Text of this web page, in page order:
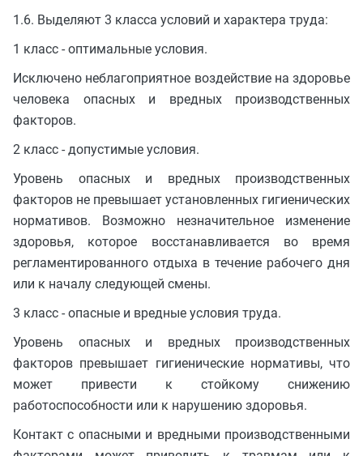
1.6. Выделяют 3 класса условий и характера труда:
1 класс - оптимальные условия.
Исключено неблагоприятное воздействие на здоровье
человека опасных и вредных производственных
факторов.
2 класс - допустимые условия.
Уровень опасных и вредных производственных
факторов не превышает установленных гигиенических
нормативов. Возможно незначительное изменение
здоровья, которое восстанавливается во время
регламентированного отдыха в течение рабочего дня
или к началу следующей смены.
3 класс - опасные и вредные условия труда.
Уровень опасных и вредных производственных
факторов превышает гигиенические нормативы, что
может привести к стойкому снижению
работоспособности или к нарушению здоровья.
Контакт с опасными и вредными производственными